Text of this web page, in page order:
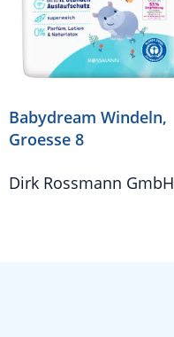
Babydream Windeln,
Groesse 8
Dirk Rossmann GmbH